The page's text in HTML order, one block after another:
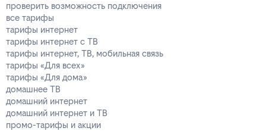
проверить возможность подключения
все тарифы
тарифы интернет
тарифы интернет с ТВ
тарифы интернет, ТВ, мобильная связь
тарифы «Для всех»
тарифы «Для дома»
домашнее ТВ
домашний интернет
домашний интернет и ТВ
промо-тарифы и акции